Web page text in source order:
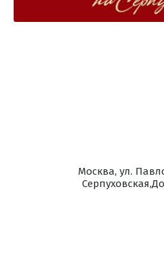
Москва, ул.